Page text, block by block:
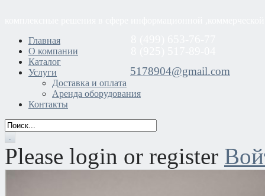
5178904@gmail.com
Главная
О компании
Каталог
Услуги
Доставка и оплата
Аренда оборудования
Контакты
Please login or register